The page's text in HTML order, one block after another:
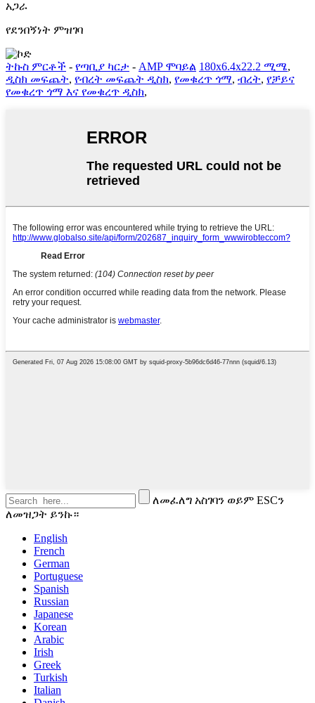
አጋራ
የደንበኝነት ምዝገባ
ትኩስ ምርቶች - የጣቢያ ካርታ - AMP ሞባይል 180x6.4x22.2 ሚሜ,
ዲስክ መፍጨት, የብረት መፍጨት ዲስክ, የመቁረጥ ጎማ, ብረት, የቻይና
የመቁረጥ ጎማ እና የመቁረጥ ዲስክ,
ለመፈለግ አስገባን ወይም ESCን
ለመዝጋት ይንኩ።
English
French
German
Portuguese
Spanish
Russian
Japanese
Korean
Arabic
Irish
Greek
Turkish
Italian